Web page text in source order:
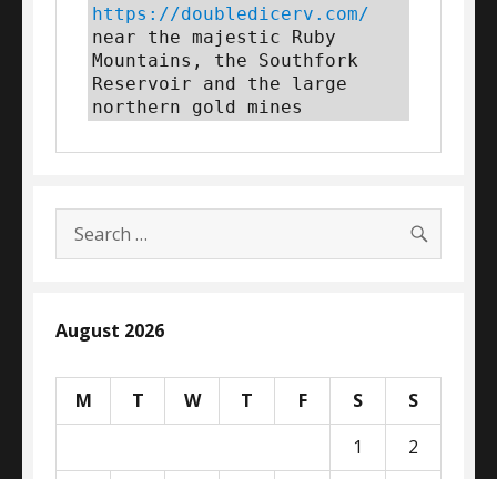
https://doubledicerv.com/
near the majestic Ruby
Mountains, the Southfork
Reservoir and the large
northern gold mines
Search
for:
August 2026
M T W T F S
S
1
2